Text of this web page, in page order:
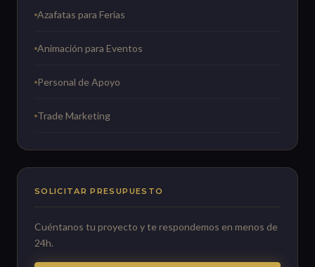
Azafatas para Ferias
Animación para Eventos
Personal de Apoyo
Trade Marketing
SOLICITAR PRESUPUESTO
Cuéntanos tu proyecto y te respondemos en menos de
24h.